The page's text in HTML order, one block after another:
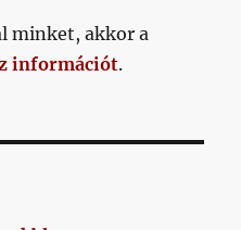
minket, akkor a
információt.